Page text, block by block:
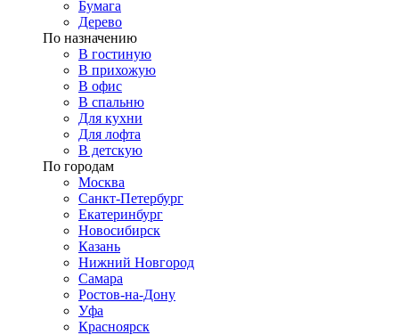
Бумага
Дерево
По назначению
В гостиную
В прихожую
В офис
В спальню
Для кухни
Для лофта
В детскую
По городам
Москва
Санкт-Петербург
Екатеринбург
Новосибирск
Казань
Нижний Новгород
Самара
Ростов-на-Дону
Уфа
Красноярск